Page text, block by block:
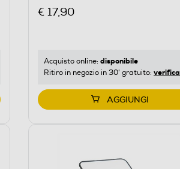
€ 17,90
Acquisto online: disponibile
Ritiro in negozio in 30' gratuito: verifica
AGGIUNGI